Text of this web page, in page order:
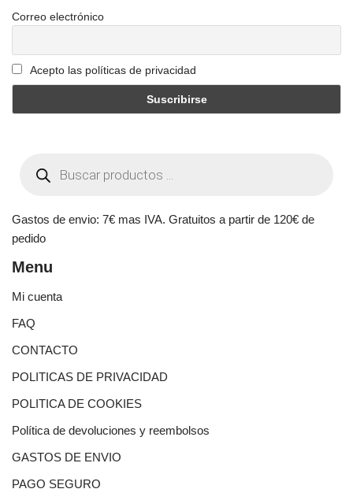
Correo electrónico
Acepto las políticas de privacidad
Gastos de envio: 7€ mas IVA. Gratuitos a partir de 120€ de
pedido
Menu
Mi cuenta
FAQ
CONTACTO
POLITICAS DE PRIVACIDAD
POLITICA DE COOKIES
Política de devoluciones y reembolsos
GASTOS DE ENVIO
PAGO SEGURO